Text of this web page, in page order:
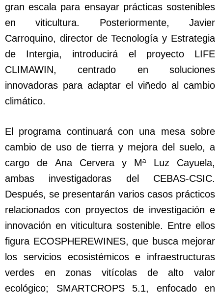
gran escala para ensayar prácticas sostenibles
en viticultura. Posteriormente, Javier
Carroquino, director de Tecnología y Estrategia
de Intergia, introducirá el proyecto LIFE
CLIMAWIN, centrado en soluciones
innovadoras para adaptar el viñedo al cambio
climático.
El programa continuará con una mesa sobre
cambio de uso de tierra y mejora del suelo, a
cargo de Ana Cervera y Mª Luz Cayuela,
ambas investigadoras del CEBAS-CSIC.
Después, se presentarán varios casos prácticos
relacionados con proyectos de investigación e
innovación en viticultura sostenible. Entre ellos
figura ECOSPHEREWINES, que busca mejorar
los servicios ecosistémicos e infraestructuras
verdes en zonas vitícolas de alto valor
ecológico; SMARTCROPS 5.1, enfocado en